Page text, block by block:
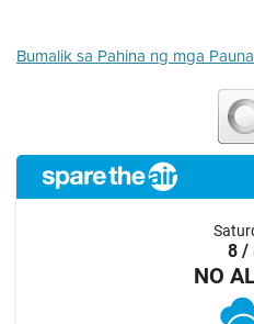
Bumalik sa Pahina ng mga
8 /
NO